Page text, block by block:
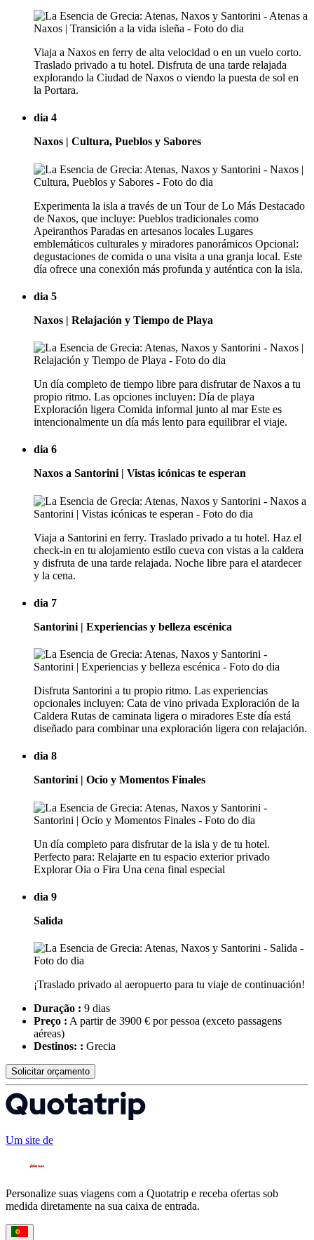
Viaja a Naxos en ferry de alta velocidad o en un vuelo corto.
Traslado privado a tu hotel. Disfruta de una tarde relajada
explorando la Ciudad de Naxos o viendo la puesta de sol en
la Portara.
dia 4
Naxos | Cultura, Pueblos y Sabores
Experimenta la isla a través de un Tour de Lo Más Destacado
de Naxos, que incluye: Pueblos tradicionales como
Apeiranthos Paradas en artesanos locales Lugares
emblemáticos culturales y miradores panorámicos Opcional:
degustaciones de comida o una visita a una granja local. Este
día ofrece una conexión más profunda y auténtica con la isla.
dia 5
Naxos | Relajación y Tiempo de Playa
Un día completo de tiempo libre para disfrutar de Naxos a tu
propio ritmo. Las opciones incluyen: Día de playa
Exploración ligera Comida informal junto al mar Este es
intencionalmente un día más lento para equilibrar el viaje.
dia 6
Naxos a Santorini | Vistas icónicas te esperan
Viaja a Santorini en ferry. Traslado privado a tu hotel. Haz el
check-in en tu alojamiento estilo cueva con vistas a la caldera
y disfruta de una tarde relajada. Noche libre para el atardecer
y la cena.
dia 7
Santorini | Experiencias y belleza escénica
Disfruta Santorini a tu propio ritmo. Las experiencias
opcionales incluyen: Cata de vino privada Exploración de la
Caldera Rutas de caminata ligera o miradores Este día está
diseñado para combinar una exploración ligera con relajación.
dia 8
Santorini | Ocio y Momentos Finales
Un día completo para disfrutar de la isla y de tu hotel.
Perfecto para: Relajarte en tu espacio exterior privado
Explorar Oia o Fira Una cena final especial
dia 9
Salida
¡Traslado privado al aeropuerto para tu viaje de continuación!
Duração : 9 dias
Preço : A partir de 3900 € por pessoa (exceto passagens
aéreas)
Destinos: : Grecia
Solicitar orçamento
Um site de
Personalize suas viagens com a Quotatrip e receba ofertas sob
medida diretamente na sua caixa de entrada.